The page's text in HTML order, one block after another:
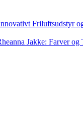
Friluftsudstyr
Jakke: Farver og